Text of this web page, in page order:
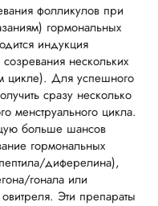
фолликулов при
гормональных
индукция
нескольких
цикле). Для успешного
сразу несколько
менструального цикла.
больше шансов
гормональных
диферелина),
гонала или
Эти препараты